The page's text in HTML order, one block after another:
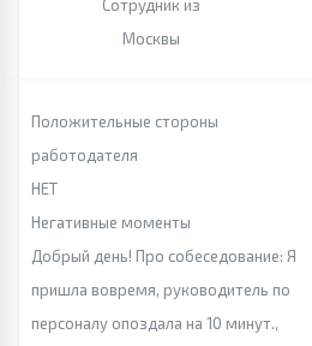
Сотрудник из
Москвы
Положительные стороны
работодателя
НЕТ
Негативные моменты
Добрый день! Про собеседование: Я
пришла вовремя, руководитель по
персоналу опоздала на 10 минут.,